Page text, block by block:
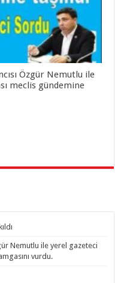
Özgür Nemutlu ile
meclis gündemine
Nemutlu ile yerel gazeteci
vurdu.